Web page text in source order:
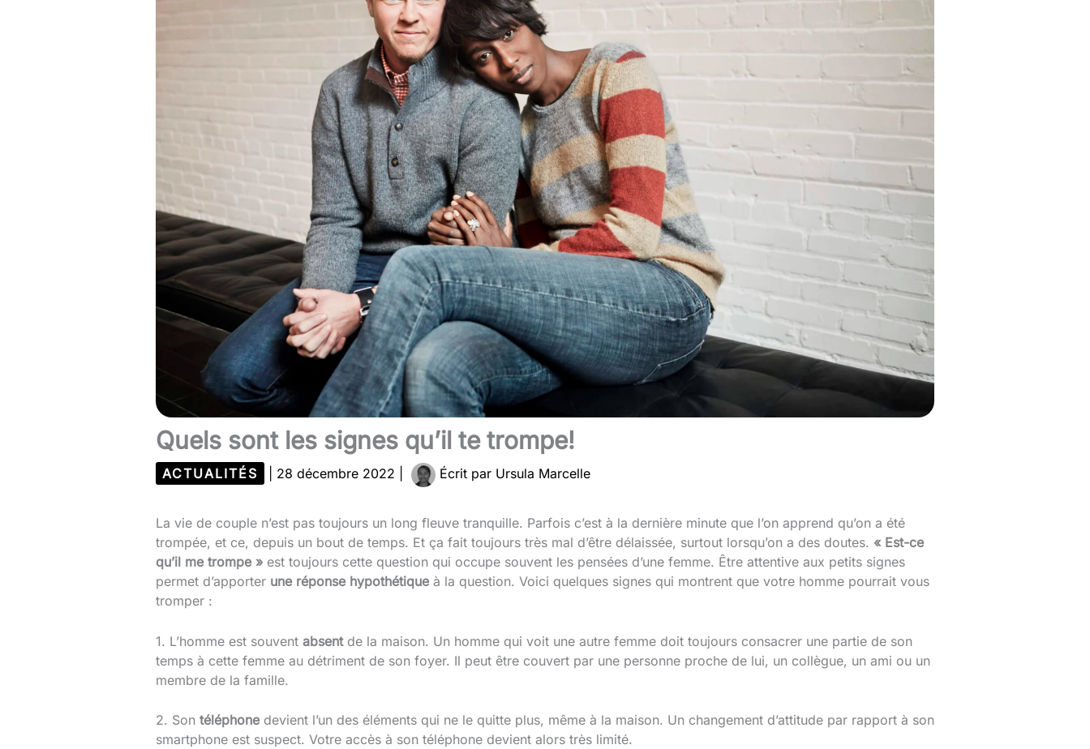
Quels sont les signes qu’il te trompe!
ACTUALITÉS 28 décembre 2022 Écrit par Ursula Marcelle
La vie de couple n’est pas toujours un long fleuve tranquille. Parfois c’est à la dernière minute que l’on apprend qu’on a été
trompée, et ce, depuis un bout de temps. Et ça fait toujours très mal d’être délaissée, surtout lorsqu’on a des doutes. « Est-ce
qu’il me trompe » est toujours cette question qui occupe souvent les pensées d’une femme. Être attentive aux petits signes
permet d’apporter une réponse hypothétiqueà la question. Voici quelques signes qui montrent que votre homme pourrait vous
tromper :
1. L’homme est souvent absentde la maison. Un homme qui voit une autre femme doit toujours consacrer une partie de son
temps à cette femme au détriment de son foyer. Il peut être couvert par une personne proche de lui, un collègue, un ami ou un
membre de la famille.
2. Son téléphonedevient l’un des éléments qui ne le quitte plus, même à la maison. Un changement d’attitude par rapport à son
smartphone est suspect. Votre accès à son téléphone devient alors très limité.